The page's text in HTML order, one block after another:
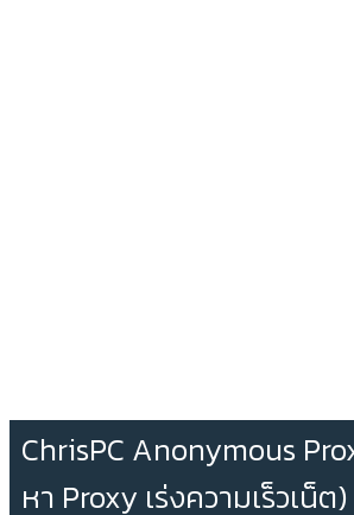
ChrisPC Anonymous
หา Proxy เร่งความเร็วเน็ต)